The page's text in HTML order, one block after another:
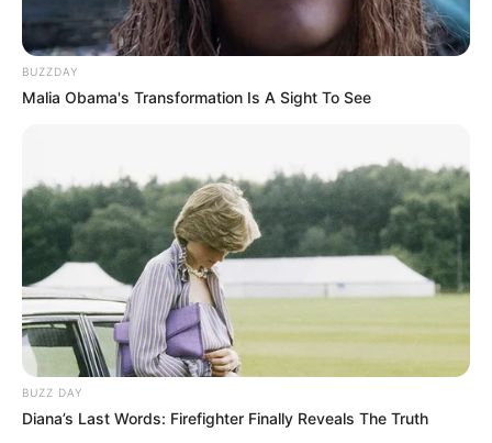
Amazon
BUZZDAY
Malia Obama's Transformation Is A Sight To See
BUZZ DAY
Diana’s Last Words: Firefighter Finally Reveals The Truth